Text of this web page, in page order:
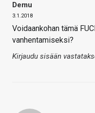
Demu
3.1.2018
Voidaankohan tämä
vanhentamiseksi?
Kirjaudu sisään